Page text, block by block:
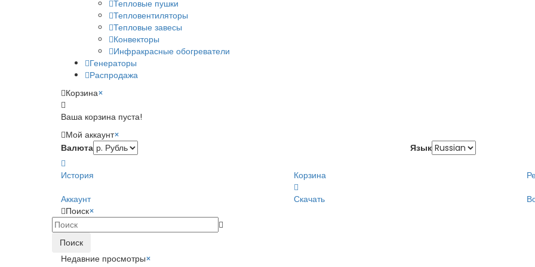
Тепловые пушки
Тепловентиляторы
Тепловые завесы
Конвекторы
Инфракрасные обогреватели
Генераторы
Распродажа
Корзина×
Ваша корзина пуста!
Мой аккаунт×
Валюта
Язык
История Корзина
Аккаунт
Скачать
Поиск×
Поиск
Недавние просмотры×